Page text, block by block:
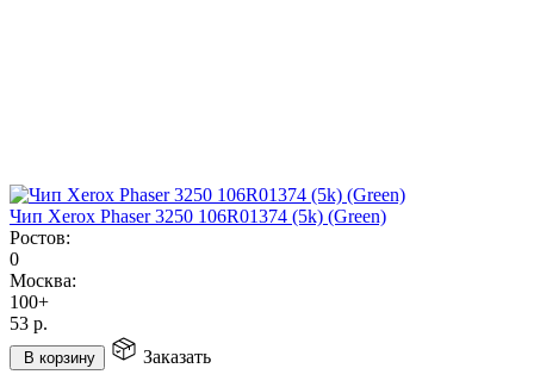
Чип Xerox Phaser 3250 106R01374 (5k) (Green)
Ростов:
0
Москва:
100+
53 р.
В корзину Заказать